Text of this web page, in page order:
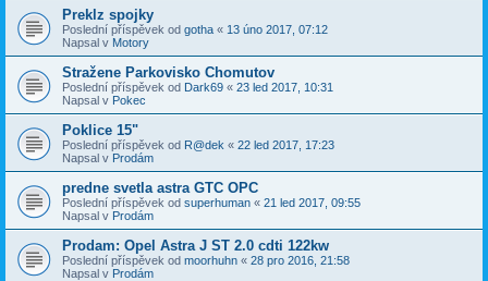
Preklz spojky
Poslední příspěvek od gotha « 13 úno 2017, 07:12
Napsal v Motory
Stražene Parkovisko Chomutov
Poslední příspěvek od Dark69 « 23 led 2017, 10:31
Napsal v Pokec
Poklice 15"
Poslední příspěvek od R@dek « 22 led 2017, 17:23
Napsal v Prodám
predne svetla astra GTC OPC
Poslední příspěvek od superhuman « 21 led 2017, 09:55
Napsal v Prodám
Prodam: Opel Astra J ST 2.0 cdti 122kw
Poslední příspěvek od moorhuhn « 28 pro 2016, 21:58
Napsal v Prodám